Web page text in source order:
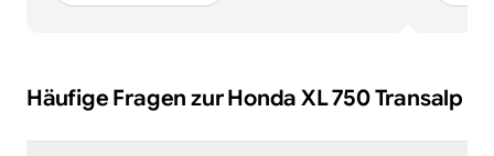
Häufige Fragen zurHondaXL 750 Transalp